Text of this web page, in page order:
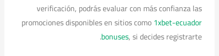
verificación, podrás evaluar con más confianza las
promociones disponibles en sitios como1xbet-ecuador
bonuses, si decides registrarte.